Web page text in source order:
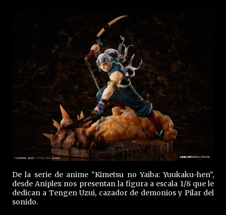
De la serie de anime "Kimetsu no Yaiba: Yuukaku-hen",
desde Aniplex nos presentan la figura a escala 1/8 que le
dedican a Tengen Uzui, cazador de demonios y Pilar del
sonido.